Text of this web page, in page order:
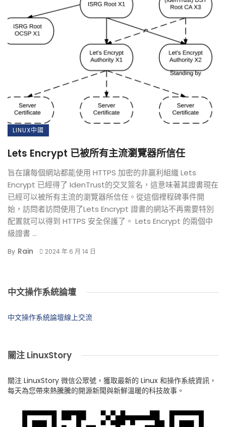
LINUX中國
Lets Encrypt 已被所有主流瀏覽器所信任
旨在讓每個網站都能使用 HTTPS 加密的非贏利組織 Lets
Encrypt 已經得了 IdenTrust的交叉簽名，這意味著其證書現在
已經可以被所有主流的瀏覽器所信任。從這個裡程碑事件開
始，訪問者訪問使用了Lets Encrypt 證書的網站不再需要特別
配置就可以得到 HTTPS 安全保護了。 Lets Encrypt 的兩個中
級證書 ...
By Rain 2024 年 6 月 14 日
中文操作系統論壇
中文操作系統論壇線上交流
關注 LinuxStory
關注 LinuxStory 微信公眾號，獲取最新的 Linux 和操作系統資訊，
每天為您帶來熱騰騰的開源新聞與新鮮溫暖的科技故事。